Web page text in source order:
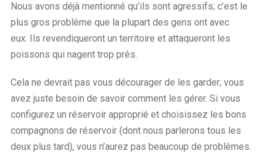
Nous avons déjà mentionné qu’ils sont agressifs; c’est le
plus gros problème que la plupart des gens ont avec
eux. Ils revendiqueront un territoire et attaqueront les
poissons qui nagent trop près.
Cela ne devrait pas vous décourager de les garder; vous
avez juste besoin de savoir comment les gérer. Si vous
configurez un réservoir approprié et choisissez les bons
compagnons de réservoir (dont nous parlerons tous les
deux plus tard), vous n’aurez pas beaucoup de problèmes.